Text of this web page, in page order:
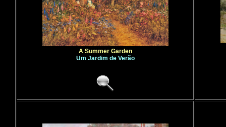
A Summer Garden
Um Jardim de Verão